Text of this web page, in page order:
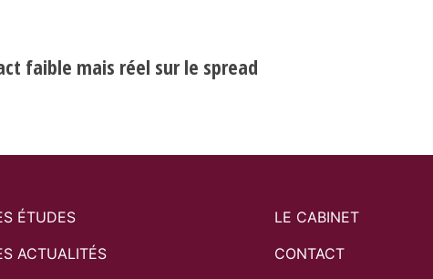
faible mais réel sur le spread
ÉTUDES
ACTUALITÉS
LE CABINET
CONTACT